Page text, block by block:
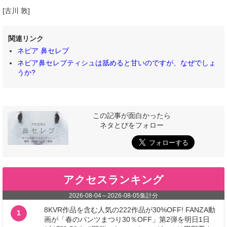
[古川 敦]
関連リンク
ネピア 鼻セレブ
ネピア鼻セレブティシュは舐めると甘いのですが、なぜでしょ
うか?
この記事が面白かったら
ネタとぴをフォロー
アクセスランキング
2026-08-04～2026-08-05集計分
1
8KVR作品を含む人気の222作品が30%OFF! FANZA動
画が「春のパンツまつり30％OFF」第2弾を明日1日